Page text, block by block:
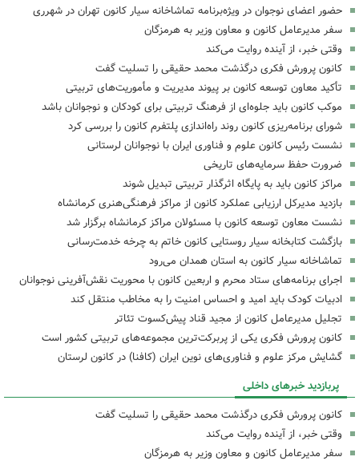
حضور اعضای نوجوان در ویژه‌برنامه تماشاخانه سیار کانون تهران در شهرری
سفر مدیرعامل کانون و معاون وزیر به هرمزگان
وقتی خبر، از آینده روایت می‌کند
کانون پرورش فکری درگذشت محمد حقیقی را تسلیت گفت
تأکید معاون توسعه کانون بر پیوند مدیریت و مأموریت‌های تربیتی
موکب کانون باید جلوه‌ای از فرهنگ تربیتی برای کودکان و نوجوانان باشد
شورای برنامه‌ریزی کانون روند راه‌اندازی پلتفرم کانون را بررسی کرد
نشست رئیس کانون علوم و فناوری ایران با نوجوانان لرستانی
ضرورت حفظ سرمایه‌های تاریخی
مراکز کانون باید به پایگاه اثرگذار تربیتی تبدیل شوند
بازدید مدیرکل ارزیابی عملکرد کانون از مراکز فرهنگی‌هنری کرمانشاه
نشست معاون توسعه کانون با مسئولان مراکز کرمانشاه برگزار شد
بازگشت کتابخانه سیار روستایی کانون خاتم به چرخه خدمت‌رسانی
تماشاخانه سیار کانون به استان همدان می‌رود
اجرای برنامه‌های ستاد محرم و اربعین کانون با محوریت نقش‌آفرینی نوجوانان
ادبیات کودک باید امید و احساس امنیت را به مخاطب منتقل کند
تجلیل مدیرعامل کانون از مجید قناد پیش‌کسوت تئاتر
کانون پرورش فکری یکی از پربرکت‌ترین مجموعه‌های تربیتی کشور است
گشایش مرکز علوم و فناوری‌های نوین ایران (کافنا) در کانون لرستان
پربازدید خبرهای داخلی
کانون پرورش فکری درگذشت محمد حقیقی را تسلیت گفت
وقتی خبر، از آینده روایت می‌کند
سفر مدیرعامل کانون و معاون وزیر به هرمزگان